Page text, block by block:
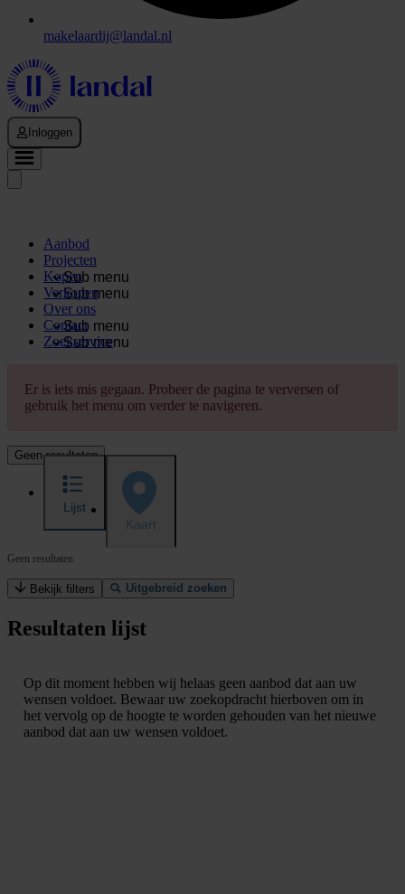
makelaardij@landal.nl
Inloggen
Aanbod
Projecten
Sub menu
Kopen
Sub menu
Verkopen
Over ons
Sub menu
Contact
Sub menu
Zoekservice
Er is iets mis gegaan. Probeer de pagina te verversen of
gebruik het menu om verder te navigeren.
Geen resultaten
Lijst
Kaart
Geen resultaten
Bekijk filters Uitgebreid zoeken
Resultaten lijst
Op dit moment hebben wij helaas geen aanbod dat aan uw
wensen voldoet. Bewaar uw zoekopdracht hierboven om in
het vervolg op de hoogte te worden gehouden van het nieuwe
aanbod dat aan uw wensen voldoet.